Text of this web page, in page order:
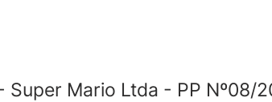
Mario Ltda - PP Nº08/